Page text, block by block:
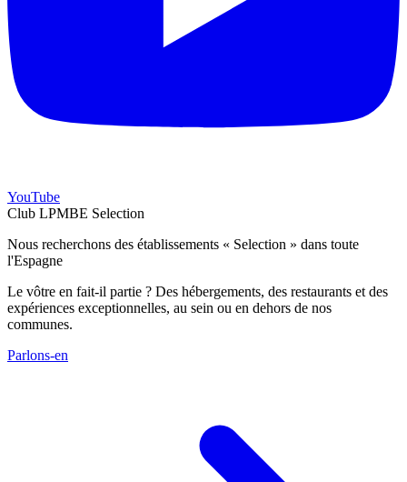
YouTube
Club LPMBE Selection
Nous recherchons des établissements « Selection » dans toute
l'Espagne
Le vôtre en fait-il partie ? Des hébergements, des restaurants et des
expériences exceptionnelles, au sein ou en dehors de nos
communes.
Parlons-en